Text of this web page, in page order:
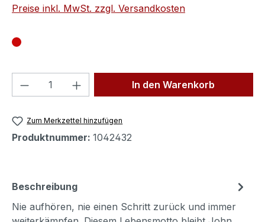
Preise inkl. MwSt. zzgl. Versandkosten
Produkt Anzahl: Gib denIn den Warenkorb
Zum Merkzettel hinzufügen
Produktnummer: 1042432
Beschreibung
Nie aufhören, nie einen Schritt zurück und immer